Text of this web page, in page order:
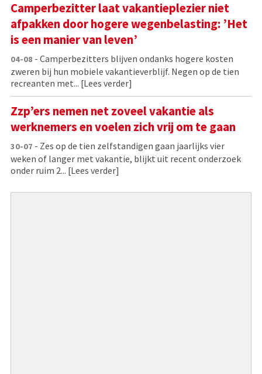
Camperbezitter laat vakantieplezier niet
afpakken door hogere wegenbelasting: ’Het
is een manier van leven’
04-08 - Camperbezitters blijven ondanks hogere kosten
zweren bij hun mobiele vakantieverblijf. Negen op de tien
recreanten met... [Lees verder]
Zzp’ers nemen net zoveel vakantie als
werknemers en voelen zich vrij om te gaan
30-07 - Zes op de tien zelfstandigen gaan jaarlijks vier
weken of langer met vakantie, blijkt uit recent onderzoek
onder ruim 2... [Lees verder]